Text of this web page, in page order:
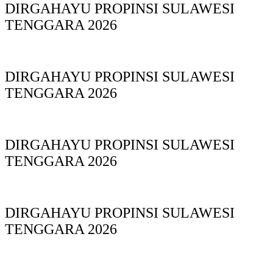
DIRGAHAYU PROPINSI SULAWESI
TENGGARA 2026
DIRGAHAYU PROPINSI SULAWESI
TENGGARA 2026
DIRGAHAYU PROPINSI SULAWESI
TENGGARA 2026
DIRGAHAYU PROPINSI SULAWESI
TENGGARA 2026